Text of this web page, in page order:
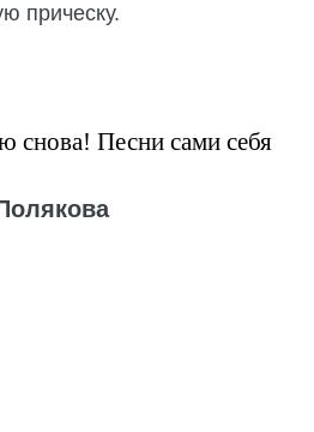
прическу.
снова! Песни сами себя